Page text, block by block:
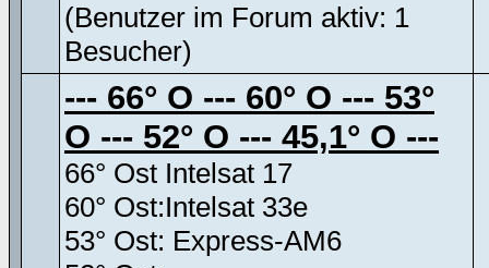
(Benutzer im Forum aktiv: 1
Besucher)
--- 66° O --- 60° O --- 53°
O --- 52° O --- 45,1° O ---
66° Ost Intelsat 17
60° Ost:Intelsat 33e
53° Ost: Express-AM6